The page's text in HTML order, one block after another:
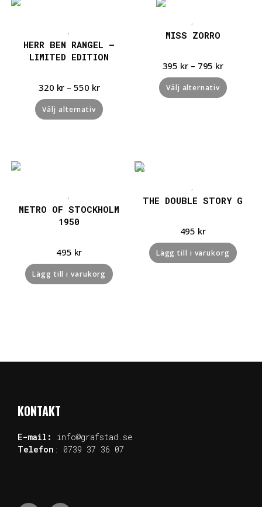
HERR BEN RANGEL –
LIMITED EDITION
320 kr – 550 kr
Välj alternativ
MISS ZORRO
395 kr – 795 kr
Välj alternativ
METRO OF STOCKHOLM
1950
495 kr
Lägg till i varukorg
THE DOUBLE STORY G
495 kr
Lägg till i varukorg
KONTAKT
E-mail: info@grafstad.se
Telefon : 0739 37 36 07